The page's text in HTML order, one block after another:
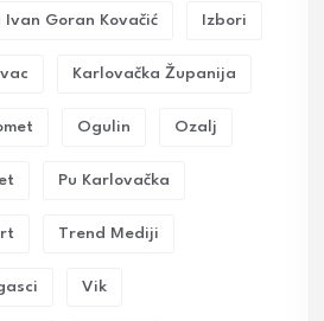
Goran Kovačić Izbori
Karlovačka Županija
Ogulin Ozalj
Pu Karlovačka
Trend Mediji
Vik